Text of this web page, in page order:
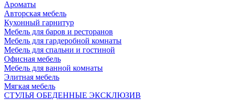
Ароматы
Авторская мебель
Кухонный гарнитур
Мебель для баров и ресторанов
Мебель для гардеробной комнаты
Мебель для спальни и гостиной
Офисная мебель
Мебель для ванной комнаты
Элитная мебель
Мягкая мебель
СТУЛЬЯ ОБЕДЕННЫЕ ЭКСКЛЮЗИВ